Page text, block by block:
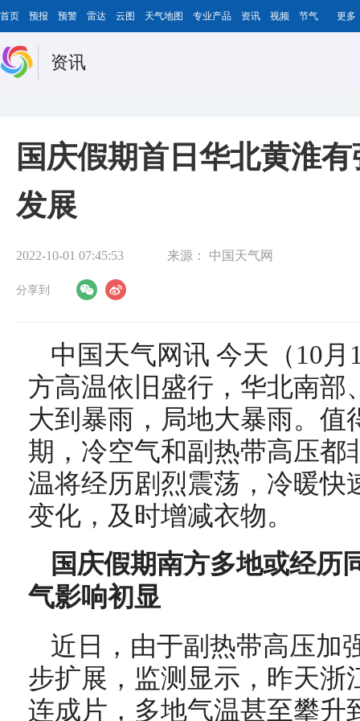
首页 预报 预警 雷达 云图 天气地图 专业产品 资讯 视频 节气 更多
资讯
国庆假期首日华北黄淮
发展
2022-10-01 07:45:53 来源： 中国天气网
分享到
中国天气网讯 今天（10
方高温依旧盛行，华北南部
大到暴雨，局地大暴雨。值
期，冷空气和副热带高压都
温将经历剧烈震荡，冷暖快
变化，及时增减衣物。
国庆假期南方多地或经历
气影响初显
近日，由于副热带高压加
步扩展，监测显示，昨天浙
连成片，多地气温甚至攀